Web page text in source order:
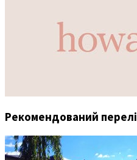
Рекомендований